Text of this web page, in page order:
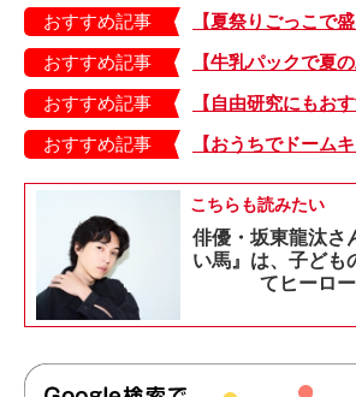
おすすめ記事
おすすめ記事
おすすめ記事
おすすめ記事
こちらも読みたい
俳優・坂東龍汰さ
い馬』は、子ども
てヒーロー